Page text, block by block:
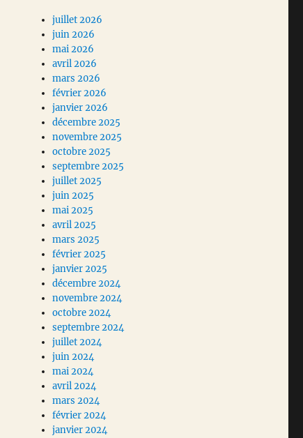
juillet 2026
juin 2026
mai 2026
avril 2026
mars 2026
février 2026
janvier 2026
décembre 2025
novembre 2025
octobre 2025
septembre 2025
juillet 2025
juin 2025
mai 2025
avril 2025
mars 2025
février 2025
janvier 2025
décembre 2024
novembre 2024
octobre 2024
septembre 2024
juillet 2024
juin 2024
mai 2024
avril 2024
mars 2024
février 2024
janvier 2024